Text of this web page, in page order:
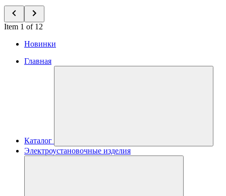
Item 1 of 12
Новинки
Главная
Каталог
Электроустановочные изделия